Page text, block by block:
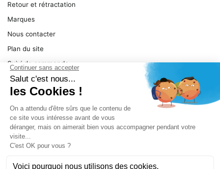
Retour et rétractation
Marques
Nous contacter
Plan du site
Suivi de commande
Ma facture
Mentions légales
Conditions générales
SERVICE
Pièces détachées